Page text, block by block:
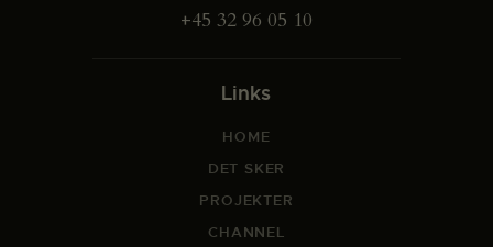
+45 32 96 05 10
Links
HOME
DET SKER
PROJEKTER
CHANNEL